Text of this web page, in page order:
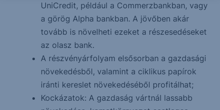
UniCredit, például a Commerzbankban, vagy
a görög Alpha bankban. A jövőben akár
tovább is növelheti ezeket a részesedéseket
az olasz bank.
A részvényárfolyam elsősorban a gazdasági
növekedésből, valamint a ciklikus papírok
iránti kereslet növekedéséből profitálhat;
Kockázatok: A gazdaság vártnál lassabb